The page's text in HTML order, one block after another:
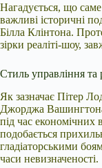
Нагадується, що
важливі історичні
Білла Клінтона.
зірки реаліті-шоу,
Стиль управління та
Як зазначає Пітер
Джорджа
під час економічних
подобається
гладіаторськими
часи невизначеності.